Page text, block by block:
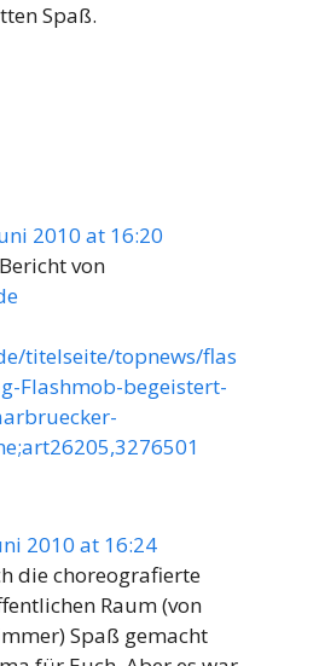
Spaß.
2010 at 16:20
von
titelseite/topnews/flas
Flashmob-begeistert-
2010 at 16:24
die choreografierte
Raum (von
Spaß gemacht